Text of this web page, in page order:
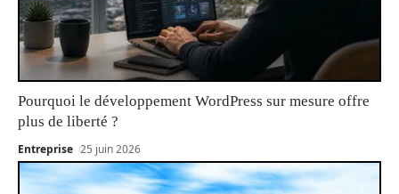
Pourquoi le développement WordPress sur mesure offre
plus de liberté ?
Entreprise 25 juin 2026